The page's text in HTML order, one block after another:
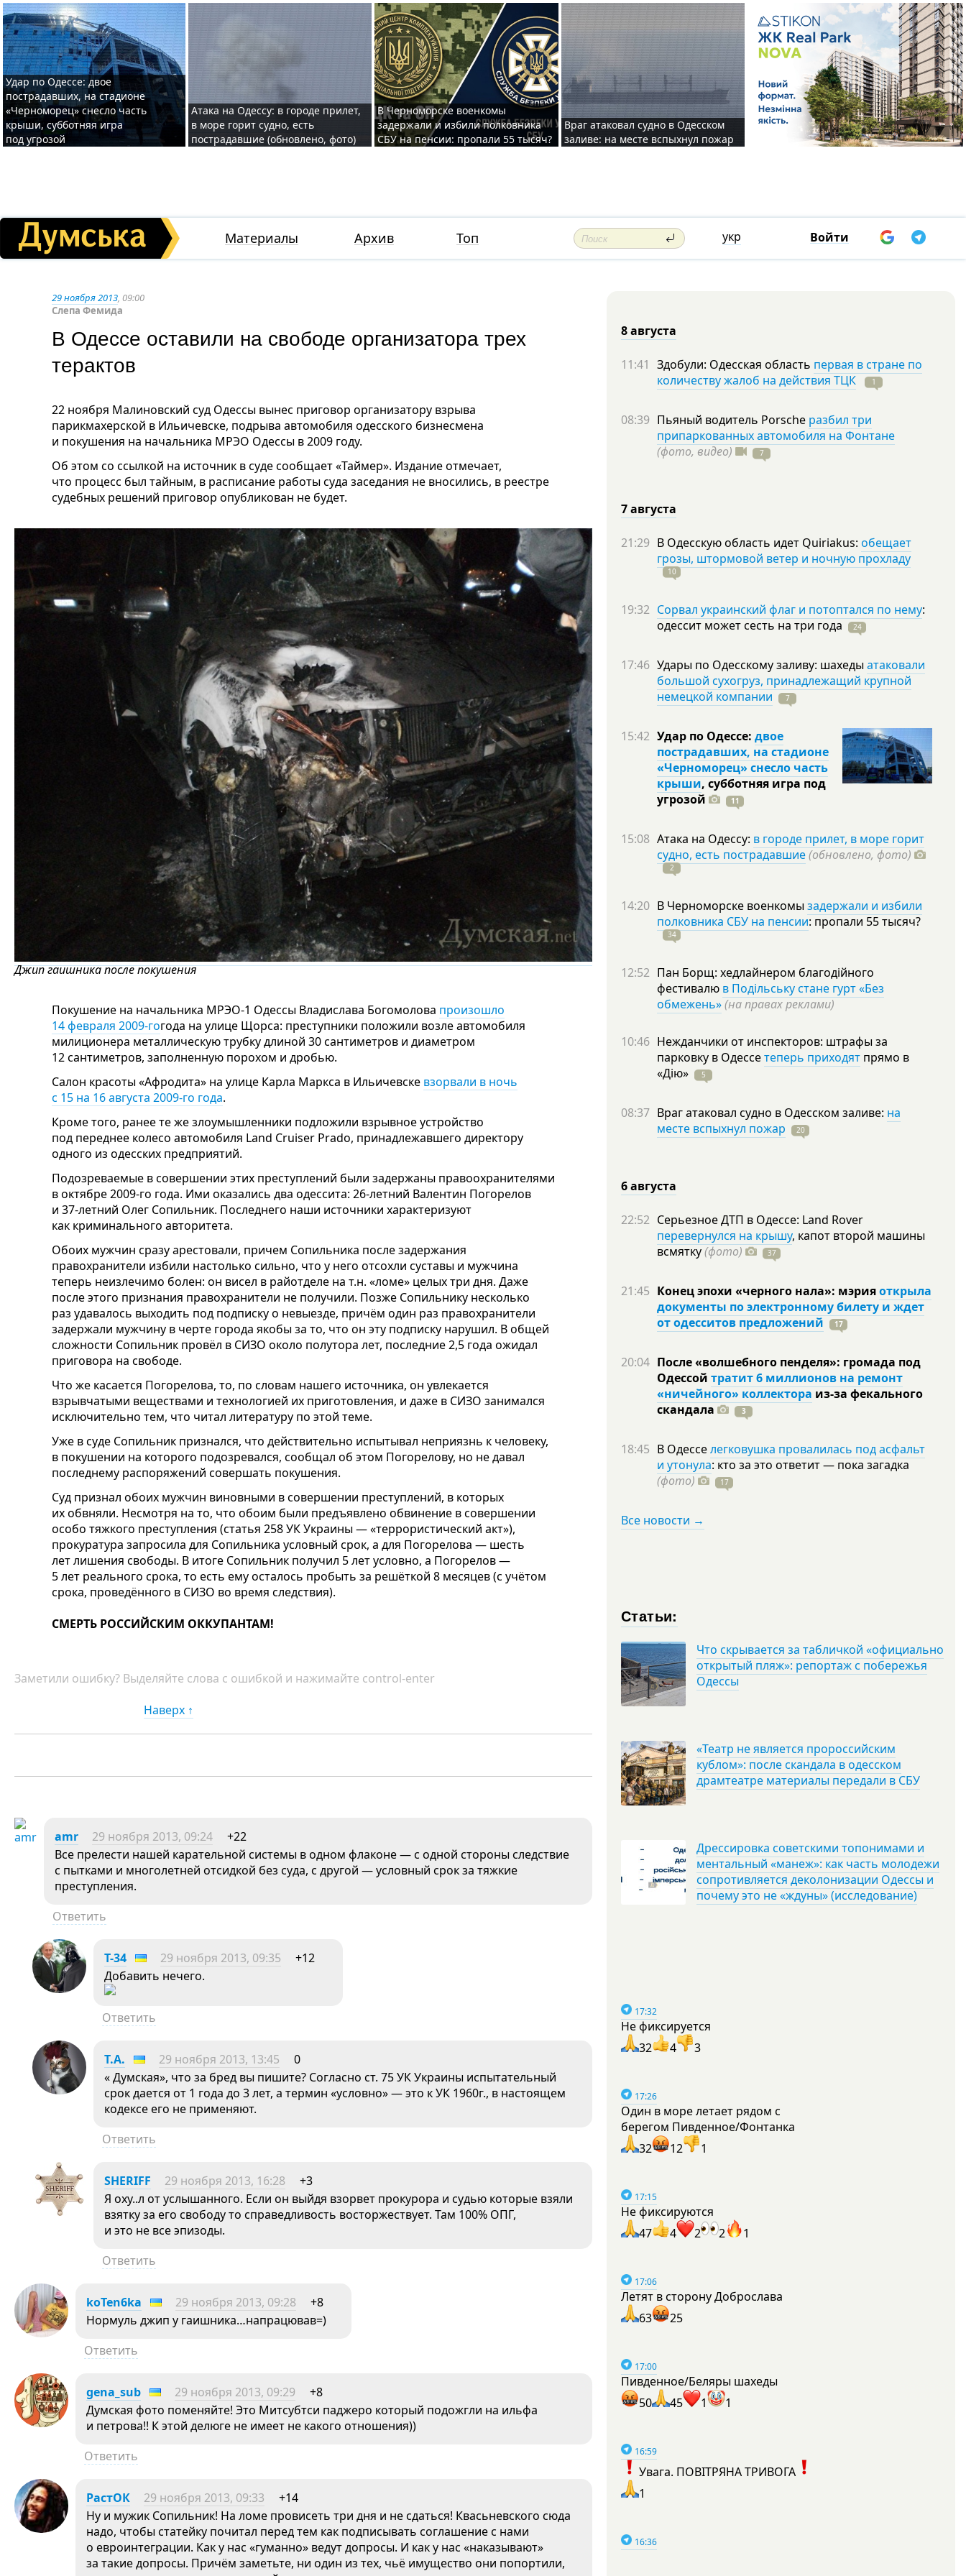
Удар по Одессе: двое
пострадавших, на стадионе
«Черноморец» снесло часть
крыши, субботняя игра
под угрозой
Атака на Одессу: в городе прилет,
в море горит судно, есть
пострадавшие (обновлено, фото)
В Черноморске военкомы
задержали и избили полковника
СБУ на пенсии: пропали 55 тысяч?
Враг атаковал судно в Одесском
заливе: на месте вспыхнул пожар
Материалы Архив Топ укр Войти
29 ноября 2013, 09:00
Слепа Фемида
В Одессе оставили на свободе организатора трех
терактов
22 ноября Малиновский суд Одессы вынес приговор организатору взрыва
парикмахерской в Ильичевске, подрыва автомобиля одесского бизнесмена
и покушения на начальника МРЭО Одессы в 2009 году.
Об этом со ссылкой на источник в суде сообщает «Таймер». Издание отмечает,
что процесс был тайным, в расписание работы суда заседания не вносились, в реестре
судебных решений приговор опубликован не будет.
Джип гаишника после покушения
Покушение на начальника МРЭО-1 Одессы Владислава Богомолова произошло
14 февраля 2009-гогода на улице Щорса: преступники положили возле автомобиля
милиционера металлическую трубку длиной 30 сантиметров и диаметром
12 сантиметров, заполненную порохом и дробью.
Салон красоты «Афродита» на улице Карла Маркса в Ильичевске взорвали в ночь
с 15 на 16 августа 2009-го года.
Кроме того, ранее те же злоумышленники подложили взрывное устройство
под переднее колесо автомобиля Land Cruiser Prado, принадлежавшего директору
одного из одесских предприятий.
Подозреваемые в совершении этих преступлений были задержаны правоохранителями
в октябре 2009-го года. Ими оказались два одессита: 26-летний Валентин Погорелов
и 37-летний Олег Сопильник. Последнего наши источники характеризуют
как криминального авторитета.
Обоих мужчин сразу арестовали, причем Сопильника после задержания
правохранители избили настолько сильно, что у него отсохли суставы и мужчина
теперь неизлечимо болен: он висел в райотделе на т.н. «ломе» целых три дня. Даже
после этого признания правохранители не получили. Позже Сопильнику несколько
раз удавалось выходить под подписку о невыезде, причём один раз правохранители
задержали мужчину в черте города якобы за то, что он эту подписку нарушил. В общей
сложности Сопильник провёл в СИЗО около полутора лет, последние 2,5 года ожидал
приговора на свободе.
Что же касается Погорелова, то, по словам нашего источника, он увлекается
взрывчатыми веществами и технологией их приготовления, и даже в СИЗО занимался
исключительно тем, что читал литературу по этой теме.
Уже в суде Сопильник признался, что действительно испытывал неприязнь к человеку,
в покушении на которого подозревался, сообщал об этом Погорелову, но не давал
последнему распоряжений совершать покушения.
Суд признал обоих мужчин виновными в совершении преступлений, в которых
их обвняли. Несмотря на то, что обоим были предъявлено обвинение в совершении
особо тяжкого преступления (статья 258 УК Украины — «террористический акт»),
прокуратура запросила для Сопильника условный срок, а для Погорелова — шесть
лет лишения свободы. В итоге Сопильник получил 5 лет условно, а Погорелов —
5 лет реального срока, то есть ему осталось пробыть за решёткой 8 месяцев (с учётом
срока, проведённого в СИЗО во время следствия).
СМЕРТЬ РОССИЙСКИМ ОККУПАНТАМ!
Заметили ошибку? Выделяйте слова с ошибкой и нажимайте control-enter
Наверх ↑
amr 29 ноября 2013, 09:24
+22
Все прелести нашей карательной системы в одном флаконе — с одной стороны следствие
с пытками и многолетней отсидкой без суда, с другой — условный срок за тяжкие
преступления.
Ответить
T-34 29 ноября 2013, 09:35
+12
Добавить нечего.
Ответить
Т.А. 29 ноября 2013, 13:45
0
« Думская», что за бред вы пишите? Согласно ст. 75 УК Украины испытательный
срок дается от 1 года до 3 лет, а термин «условно» — это к УК 1960г., в настоящем
кодексе его не применяют.
Ответить
SHERIFF 29 ноября 2013, 16:28
+3
Я оху..л от услышанного. Если он выйдя взорвет прокурора и судью которые взяли
взятку за его свободу то справедливость восторжествует. Там 100% ОПГ,
и это не все эпизоды.
Ответить
koTen6ka 29 ноября 2013, 09:28
+8
Нормуль джип у гаишника…напрацював=)
Ответить
gena_sub 29 ноября 2013, 09:29
+8
Думская фото поменяйте! Это Митсубтси паджеро который подожгли на ильфа
и петрова!! К этой делюге не имеет не какого отношения))
Ответить
РастОК 29 ноября 2013, 09:33
+14
Ну и мужик Сопильник! На ломе провисеть три дня и не сдаться! Квасьневского сюда
надо, чтобы статейку почитал перед тем как подписывать соглашение с нами
о евроинтеграции. Как у нас «гуманно» ведут допросы. И как у нас «наказывают»
за такие допросы. Причём заметьте, ни один из тех, чьё имущество они попортили,
8 августа
11:41 Здобули: Одесская область первая в стране по
количеству жалоб на действия ТЦК
1
08:39 Пьяный водитель Porsche разбил три
припаркованных автомобиля на Фонтане
(фото, видео)
7
7 августа
21:29 В Одесскую область идет Quiriakus: обещает
грозы, штормовой ветер и ночную прохладу
10
19:32 Сорвал украинский флаг и потоптался по нему:
одессит может сесть на три года 24
17:46 Удары по Одесскому заливу: шахеды атаковали
большой сухогруз, принадлежащий крупной
немецкой компании
7
15:42 Удар по Одессе: двое
пострадавших, на стадионе
«Черноморец» снесло часть
крыши, субботняя игра под
угрозой
11
15:08 Атака на Одессу: в городе прилет, в море горит
судно, есть пострадавшие(обновлено, фото)
2
14:20 В Черноморске военкомы задержали и избили
полковника СБУ на пенсии: пропали 55тысяч?
34
12:52 Пан Борщ: хедлайнером благодійного
фестивалю в Подільську стане гурт «Без
обмежень»(на правах реклами)
10:46 Нежданчики от инспекторов: штрафы за
парковку в Одессетеперь приходят прямо в
«Дію»
5
08:37 Враг атаковал судно в Одесском заливе: на
месте вспыхнул пожар
20
6 августа
22:52 Серьезное ДТП в Одессе: Land Rover
перевернулся на крышу, капот второй машины
всмятку(фото) 37
21:45 Конец эпохи «черного нала»: мэрияоткрыла
документы по электронному билету и ждет
от одесситов предложений
17
20:04 После «волшебного пенделя»: громада под
Одессой тратит 6 миллионов на ремонт
«ничейного» коллектора из-за фекального
скандала
3
18:45 В Одесселегковушка провалилась под асфальт
и утонула: кто за это ответит — пока загадка
(фото)
17
Все новости →
Статьи:
Что скрывается за табличкой «официально
открытый пляж»: репортаж с побережья
Одессы
«Театр не является пророссийским
кублом»: после скандала в одесском
драмтеатре материалы передали в СБУ
Дрессировка советскими топонимами и
ментальный «манеж»: как часть молодежи
сопротивляется деколонизации Одессы и
почему это не «ждуны» (исследование)
17:32
Не фиксируется
32
4 3
17:26
Один в море летает рядом с
берегом Пивденное/Фонтанка
32
12 1
17:15
Не фиксируются
47
4 2 2 1
17:06
Летят в сторону Доброслава
63
25
17:00
Пивденное/Беляры шахеды
50
45 1 1
16:59
Увага. ПОВІТРЯНА ТРИВОГА
1
16:36